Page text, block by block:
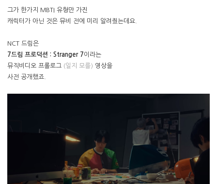
그가 한가지 MBTI 유형만 가진
캐릭터가 아닌 것은 뮤비 전에 미리 알려줬는데요.
NCT 드림은
7드림 프로덕션 : Stranger 7이라는
뮤직비디오 프롤로그 (일지 모를) 영상을
사전 공개했죠.